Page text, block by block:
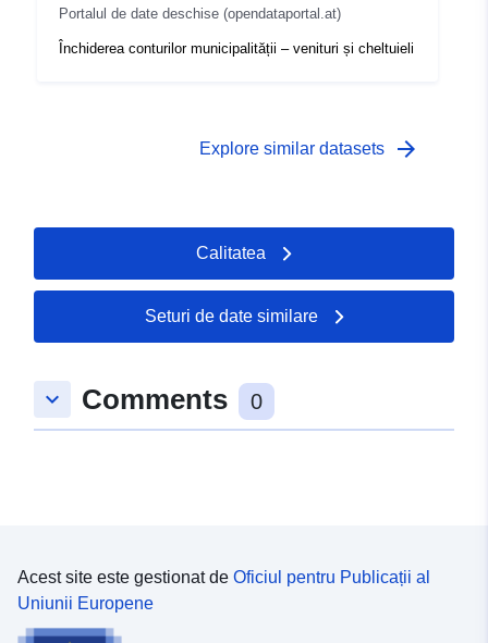
Portalul de date deschise (opendataportal.at)
Închiderea conturilor municipalității – venituri și cheltuieli
Explore similar datasets arrow_forward
Calitatea
Seturi de date similare
keyboard_arrow_down Comments 0
Acest site este gestionat de Oficiul pentru Publicații al
Uniunii Europene